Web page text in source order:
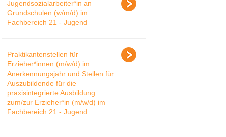
Jugendsozialarbeiter*in an
Grundschulen (w/m/d) im
Fachbereich 21 - Jugend
Praktikantenstellen für
Erzieher*innen (m/w/d) im
Anerkennungsjahr und Stellen für
Auszubildende für die
praxisintegrierte Ausbildung
zum/zur Erzieher*in (m/w/d) im
Fachbereich 21 - Jugend